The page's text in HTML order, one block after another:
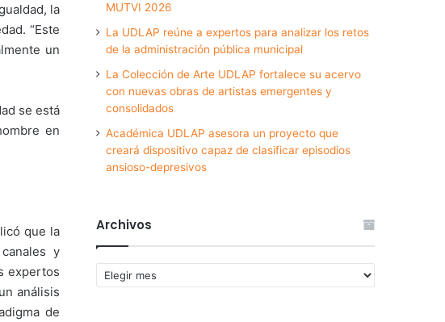
la
“Este
un
se está
en
que la
y
expertos
análisis
de
MUTVI 2026
La UDLAP reúne a expertos para analizar los retos
de la administración pública municipal
La Colección de Arte UDLAP fortalece su acervo
con nuevas obras de artistas emergentes y
consolidados
Académica UDLAP asesora un proyecto que
creará dispositivo capaz de clasificar episodios
ansioso-depresivos
Archivos
Archivos